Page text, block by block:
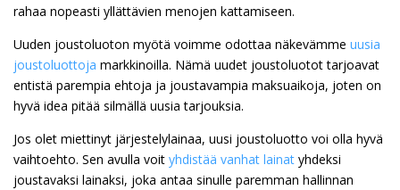
rahaa nopeasti yllättävien menojen kattamiseen.
Uuden joustoluoton myötä voimme odottaa näkevämme uusia
joustoluottoja markkinoilla. Nämä uudet joustoluotot tarjoavat
entistä parempia ehtoja ja joustavampia maksuaikoja, joten on
hyvä idea pitää silmällä uusia tarjouksia.
Jos olet miettinyt järjestelylainaa, uusi joustoluotto voi olla hyvä
vaihtoehto. Sen avulla voit yhdistää vanhat lainat yhdeksi
joustavaksi lainaksi, joka antaa sinulle paremman hallinnan